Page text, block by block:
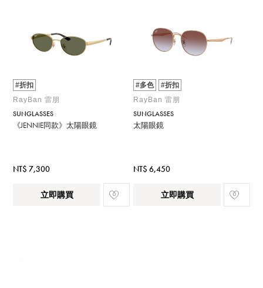
#折扣
RayBan 雷朋
SUNGLASSES
《JENNIE同款》太陽眼鏡
NT$ 7,300
立即購買
#多色
#折扣
RayBan 雷朋
SUNGLASSES
太陽眼鏡
NT$ 6,450
立即購買